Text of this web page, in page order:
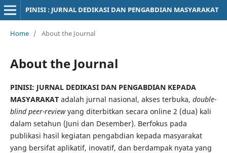
PINISI : JURNAL DEDIKASI DAN PENGABDIAN MASYARAKAT
Home / About the Journal
About the Journal
PINISI: JURNAL DEDIKASI DAN PENGABDIAN KEPADA
MASYARAKATadalah jurnal nasional, akses terbuka, double-
blind peer-reviewyang diterbitkan secara online 2 (dua) kali
dalam setahun (Juni dan Desember). Berfokus pada
publikasi hasil kegiatan pengabdian kepada masyarakat
yang bersifat aplikatif, inovatif, dan berdampak nyata yang